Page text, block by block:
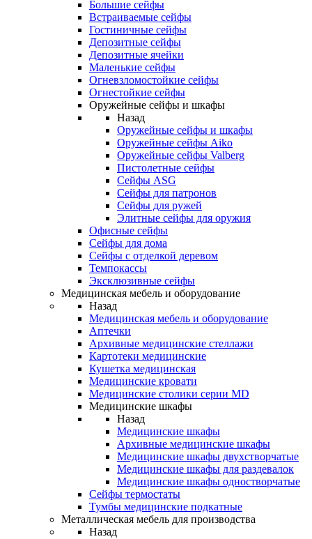
Большие сейфы
Встраиваемые сейфы
Гостиничные сейфы
Депозитные сейфы
Депозитные ячейки
Маленькие сейфы
Огневзломостойкие сейфы
Огнестойкие сейфы
Оружейные сейфы и шкафы
Назад
Оружейные сейфы и шкафы
Оружейные сейфы Aiko
Оружейные сейфы Valberg
Пистолетные сейфы
Сейфы ASG
Сейфы для патронов
Сейфы для ружей
Элитные сейфы для оружия
Офисные сейфы
Сейфы для дома
Сейфы с отделкой деревом
Темпокассы
Эксклюзивные сейфы
Медицинская мебель и оборудование
Назад
Медицинская мебель и оборудование
Аптечки
Архивные медицинские стеллажи
Картотеки медицинские
Кушетка медицинская
Медицинские кровати
Медицинские столики серии MD
Медицинские шкафы
Назад
Медицинские шкафы
Архивные медицинские шкафы
Медицинские шкафы двухстворчатые
Медицинские шкафы для раздевалок
Медицинские шкафы одностворчатые
Сейфы термостаты
Тумбы медицинские подкатные
Металлическая мебель для производства
Назад